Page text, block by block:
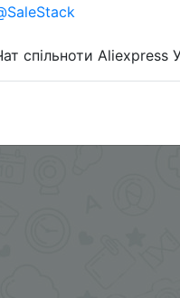
спільноти Aliexpress